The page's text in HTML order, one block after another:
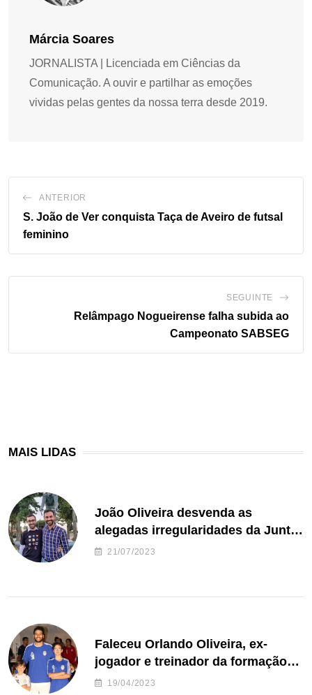
Márcia Soares
JORNALISTA | Licenciada em Ciências da
Comunicação. A ouvir e partilhar as emoções
vividas pelas gentes da nossa terra desde 2019.
ANTERIOR
S. João de Ver conquista Taça de Aveiro de futsal
feminino
SEGUINTE
Relâmpago Nogueirense falha subida ao
Campeonato SABSEG
MAIS LIDAS
João Oliveira desvenda as
alegadas irregularidades da Junta
de Freguesia S. João de Ver
21/07/2023
Faleceu Orlando Oliveira, ex-
jogador e treinador da formação
de andebol do Feirense
19/04/2023